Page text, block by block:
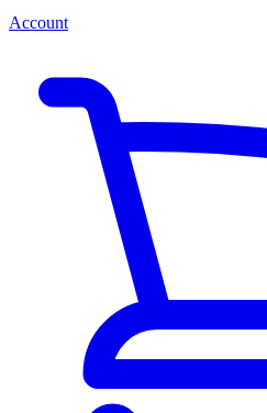
Account